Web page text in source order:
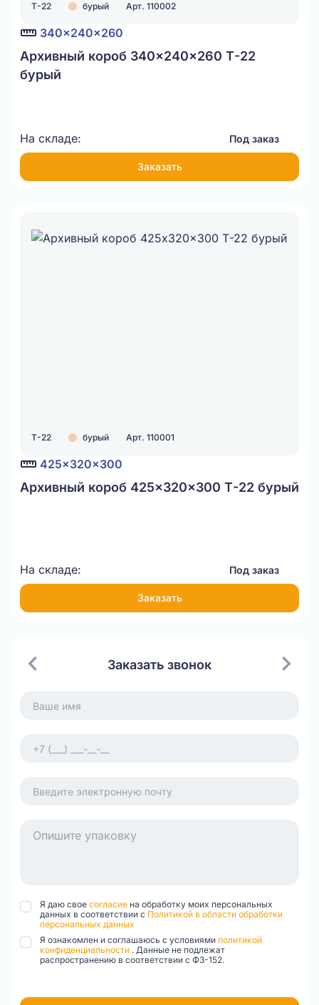
Т-22 бурый Арт. 110002
340x240x260
Архивный короб 340x240x260 Т-22
бурый
На складе: Под заказ
Заказать
Т-22 бурый Арт. 110001
425x320x300
Архивный короб 425x320x300 Т-22 бурый
На складе: Под заказ
Заказать
Заказать звонок
Я даю свое согласие на обработку моих персональных
данных в соответствии с Политикой в области обработки
персональных данных
Я ознакомлен и соглашаюсь с условиями политикой
конфиденциальности . Данные не подлежат
распространению в соответствии с ФЗ-152.